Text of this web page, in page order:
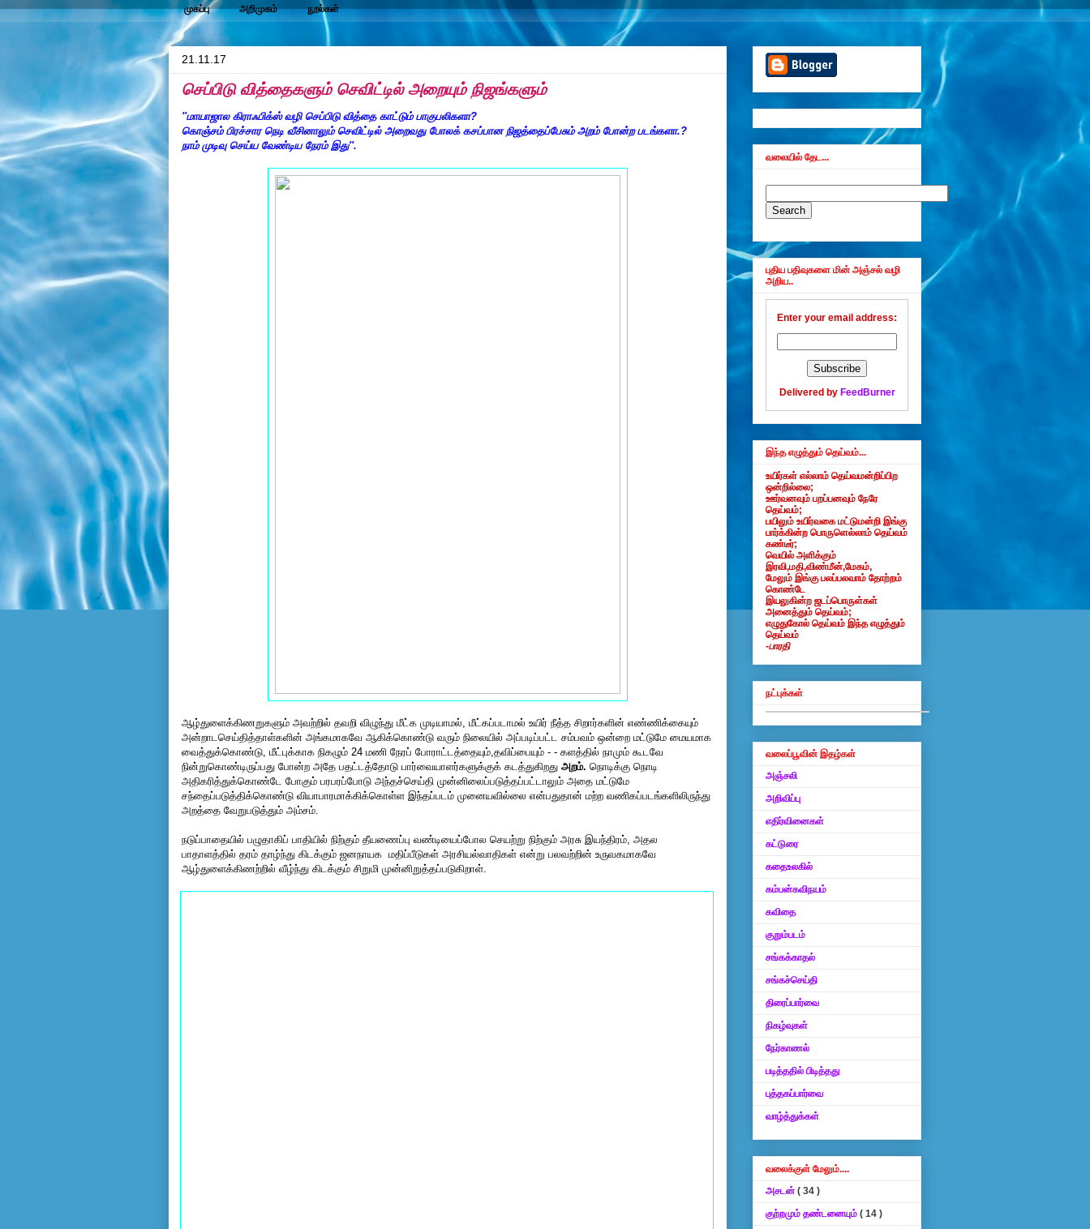
முகப்பு அறிமுகம் நூல்கள்
21.11.17
செப்பிடு வித்தைகளும் செவிட்டில் அறையும் நிஜங்களும்
''மாயாஜால கிராஃபிக்ஸ் வழி செப்பிடு வித்தை காட்டும்பாகுபலிகளா?
கொஞ்சம் பிரச்சார நெடி வீசினாலும் செவிட்டில் அறைவது போலக் கசப்பான நிஜத்தைப்பேசும் அறம் போன்ற படங்களா.?
நாம் முடிவு செய்ய வேண்டிய நேரம் இது''.
ஆழ்துளைக்கிணறுகளும் அவற்றில் தவறி விழுந்து மீட்க முடியாமல், மீட்கப்படாமல் உயிர் நீத்த சிறார்களின் எண்ணிக்கையும்
அன்றாடசெய்தித்தாள்களின் அங்கமாகவே ஆகிக்கொண்டு வரும் நிலையில் அப்படிப்பட்ட சம்பவம் ஒன்றை மட்டுமே மையமாக
வைத்துக்கொண்டு, மீட்புக்காக நிகழும் 24 மணி நேரப் போராட்டத்தையும்,தவிப்பையும் - - களத்தில் நாமும் கூடவே
நின்றுகொண்டிருப்பது போன்ற அதே பதட்டத்தோடு பார்வையாளர்களுக்குக் கடத்துகிறது அறம். நொடிக்கு நொடி
அதிகரித்துக்கொண்டே போகும் பரபரப்போடு அந்தச்செய்தி முன்னிலைப்படுத்தப்பட்டாலும் அதை மட்டுமே
சந்தைப்படுத்திக்கொண்டு வியாபாரமாக்கிக்கொள்ள இந்தப்படம் முனையவில்லை என்பதுதான் மற்ற வணிகப்படங்களிலிருந்து
அறத்தை வேறுபடுத்தும் அம்சம்.
நடுப்பாதையில் பழுதாகிப் பாதியில் நிற்கும் தீயணைப்பு வண்டியைப்போல செயற்று நிற்கும் அரசு இயந்திரம், அதல
பாதாளத்தில் தரம் தாழ்ந்து கிடக்கும் ஜனநாயக மதிப்பீடுகள் அரசியல்வாதிகள் என்று பலவற்றின் உருவகமாகவே
ஆழ்துளைக்கிணற்றில் வீழ்ந்து கிடக்கும் சிறுமி முன்னிறுத்தப்படுகிறாள்.
வலையில் தேட...
புதிய பதிவுகளை மின் அஞ்சல் வழி
அறிய..
Enter your email address:
Delivered by FeedBurner
இந்த எழுத்தும் தெய்வம்...
உயிர்கள் எல்லாம் தெய்வமன்றிப்பிற
ஒன்றில்லை;
ஊர்வனவும் பறப்பனவும் நேரே
தெய்வம்;
பயிலும் உயிர்வகை மட்டுமன்றி இங்கு
பார்க்கின்ற பொருளெல்லாம் தெய்வம்
கண்டீர்;
வெயில் அளிக்கும்
இரவி,மதி,விண்மீன்,மேகம்,
மேலும் இங்கு பலப்பலவாம் தோற்றம்
கொண்டே
இயலுகின்ற ஜடப்பொருள்கள்
அனைத்தும் தெய்வம்;
எழுதுகோல் தெய்வம் இந்த எழுத்தும்
தெய்வம்
-பாரதி
நட்புக்கள்
வலைப்பூவின் இதழ்கள்
அஞ்சலி
அறிவிப்பு
எதிர்வினைகள்
கட்டுரை
கதைஉலகில்
கம்பன்கவிநயம்
கவிதை
குறும்படம்
சங்கக்காதல்
சங்கச்செய்தி
திரைப்பார்வை
நிகழ்வுகள்
நேர்காணல்
படித்ததில் பிடித்தது
புத்தகப்பார்வை
வாழ்த்துக்கள்
வலைக்குள் மேலும்....
அசடன் ( 34 )
குற்றமும் தண்டனையும் ( 14 )